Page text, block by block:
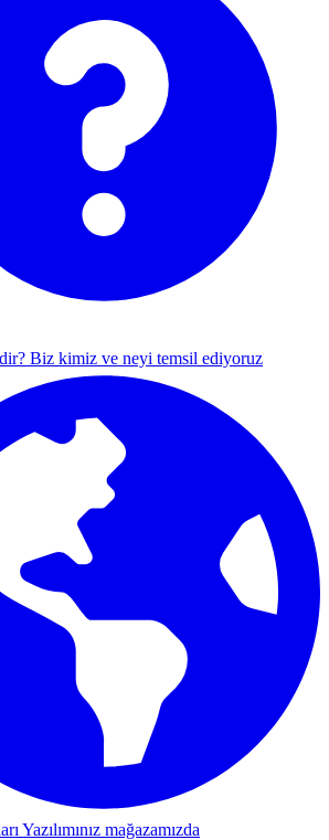
Biz kimiz ve neyi temsil ediyoruz
Yazılımınız mağazamızda